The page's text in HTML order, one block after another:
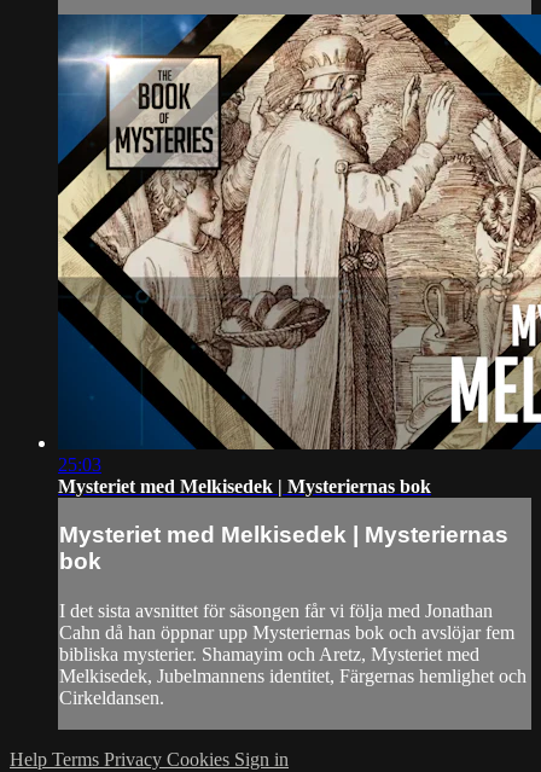
25:03
Mysteriet med Melkisedek | Mysteriernas bok
Mysteriet med Melkisedek | Mysteriernas
bok
I det sista avsnittet för säsongen får vi följa med Jonathan
Cahn då han öppnar upp Mysteriernas bok och avslöjar fem
bibliska mysterier. Shamayim och Aretz, Mysteriet med
Melkisedek, Jubelmannens identitet, Färgernas hemlighet och
Cirkeldansen.
Help Terms Privacy Cookies Sign in